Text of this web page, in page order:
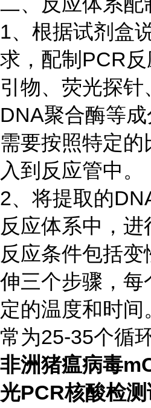
1、根据试剂盒
求，配制PCR
引物、荧光探针
DNA聚合酶等
需要按照特定的
入到反应管中。
2、将提取的
反应体系中，进
反应条件包括变
伸三个步骤，每
定的温度和时间
常为25-35个循环
非洲猪瘟病毒
光PCR核酸检